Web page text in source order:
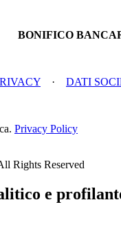
BONIFICO
· DATI
Privacy Policy
Rights Reserved
e